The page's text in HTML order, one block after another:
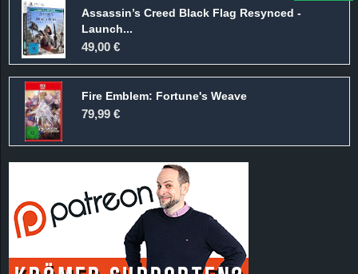
Assassin’s Creed Black Flag Resynced -
Launch...
49,00 €
Fire Emblem: Fortune's Weave
79,99 €